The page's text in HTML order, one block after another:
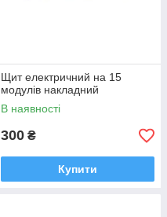
Щит електричний на 15
модулів накладний
В наявності
300 ₴
Купити